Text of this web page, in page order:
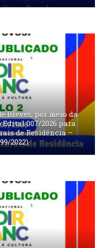
Breves, por meio da
Edital 007/2026 para
de Residência –
2022).